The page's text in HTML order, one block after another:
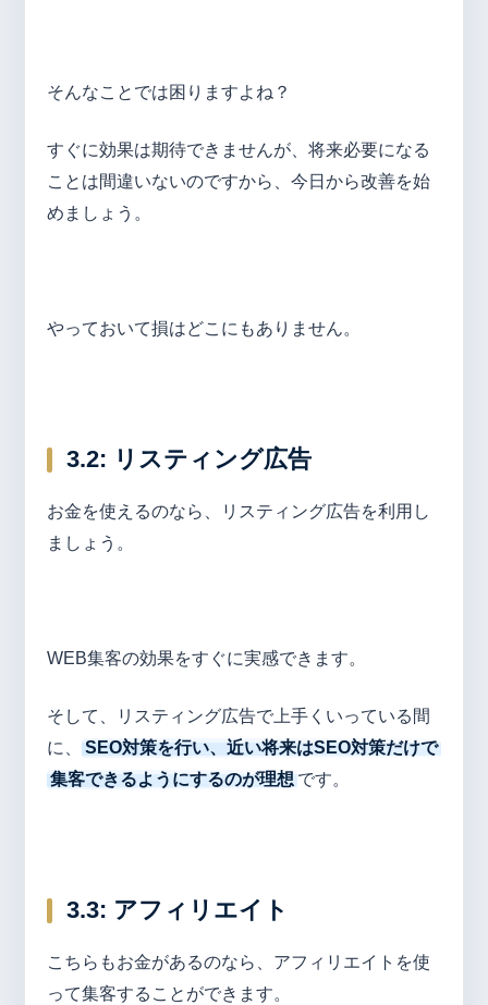
そんなことでは困りますよね？
すぐに効果は期待できませんが、将来必要になる
ことは間違いないのですから、今日から改善を始
めましょう。
やっておいて損はどこにもありません。
3.2: リスティング広告
お金を使えるのなら、リスティング広告を利用し
ましょう。
WEB集客の効果をすぐに実感できます。
そして、リスティング広告で上手くいっている間
に、SEO対策を行い、近い将来はSEO対策だけで
集客できるようにするのが理想 です。
3.3: アフィリエイト
こちらもお金があるのなら、アフィリエイトを使
って集客することができます。